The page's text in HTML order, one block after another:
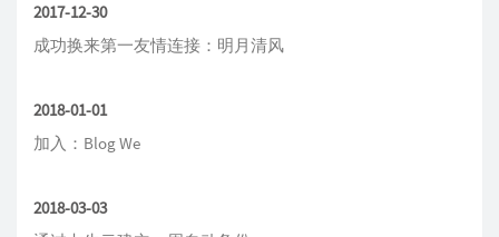
2017-12-30
成功换来第一友情连接：明月清风
2018-01-01
加入：Blog We
2018-03-03